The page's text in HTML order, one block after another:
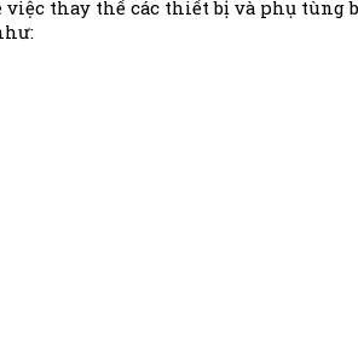
thay thế các thiết bị và phụ